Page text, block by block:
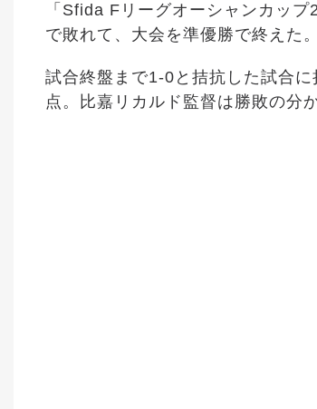
「Sfida Fリーグオーシャンカッ
で敗れて、大会を準優勝で終えた。
試合終盤まで1-0と拮抗した試合
点。比嘉リカルド監督は勝敗の分